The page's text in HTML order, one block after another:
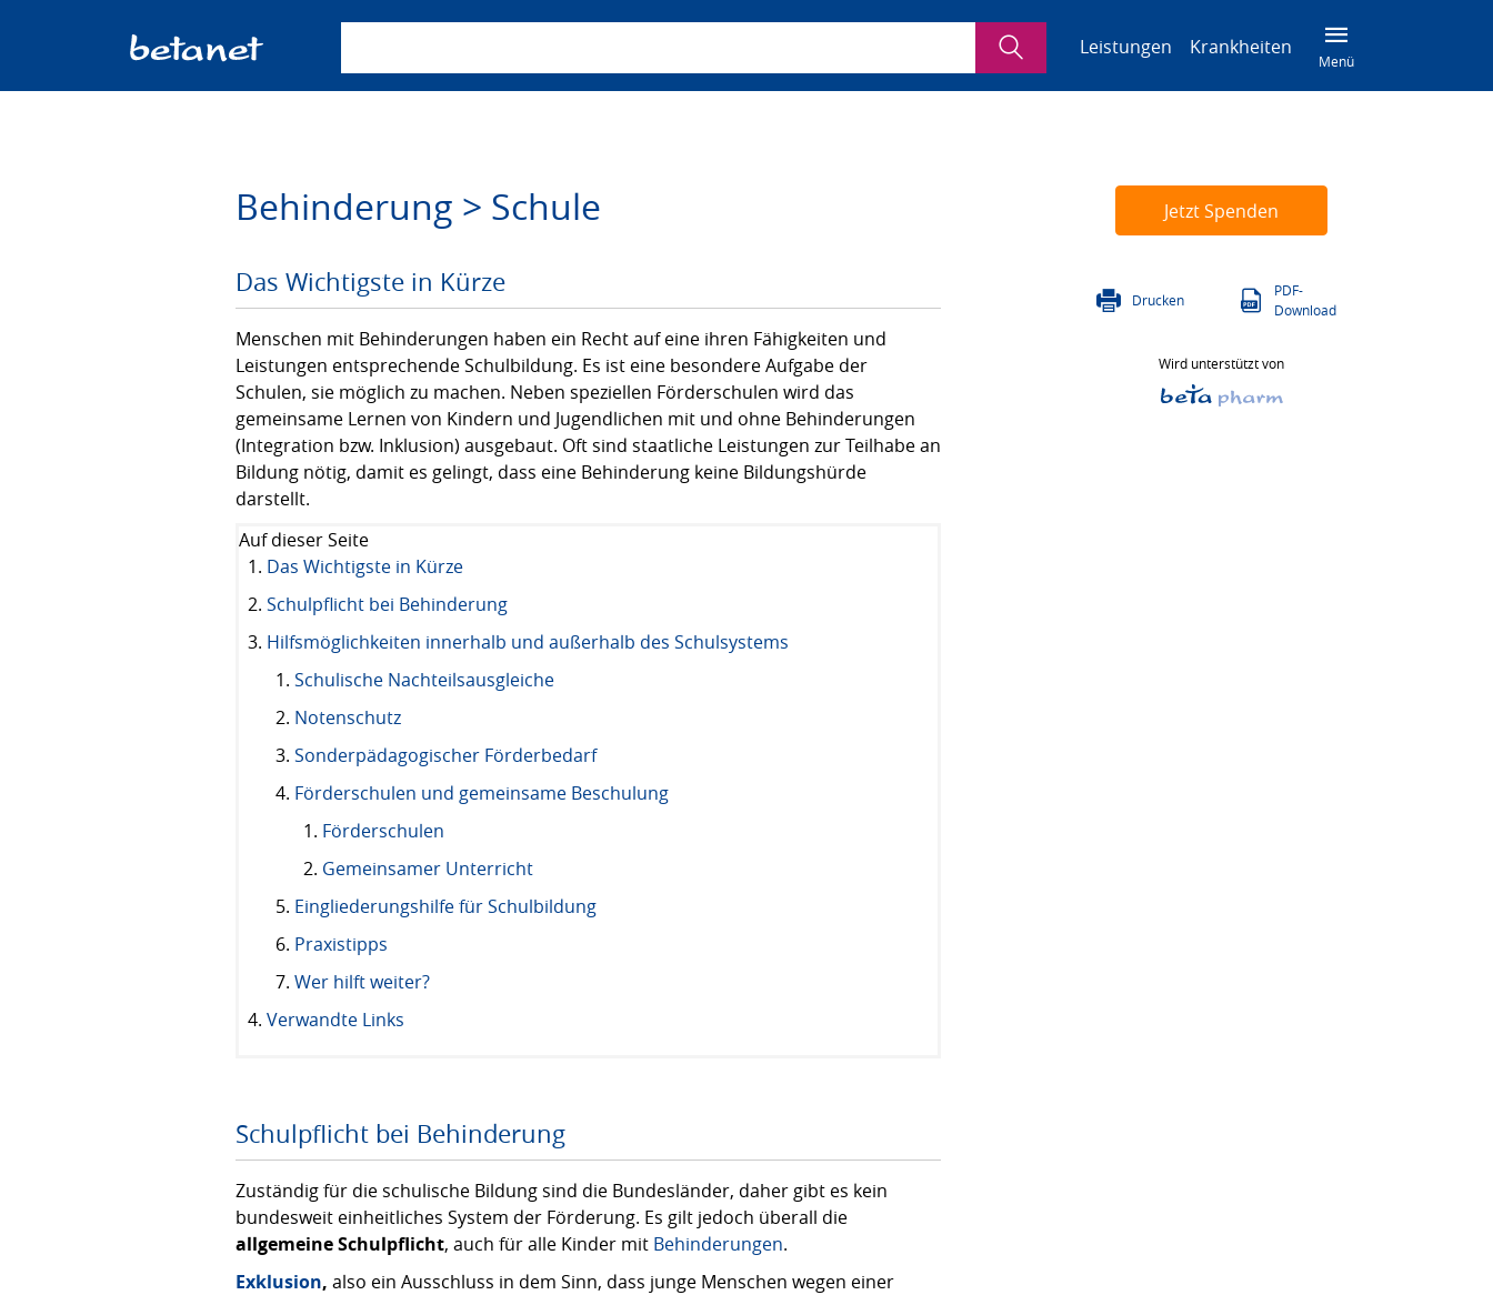
SucheLeistungen Krankheiten
Menü
Behinderung > Schule
Das Wichtigste in Kürze
Menschen mit Behinderungen haben ein Recht auf eine ihren Fähigkeiten und
Leistungen entsprechende Schulbildung. Es ist eine besondere Aufgabe der
Schulen, sie möglich zu machen. Neben speziellen Förderschulen wird das
gemeinsame Lernen von Kindern und Jugendlichen mit und ohne Behinderungen
(Integration bzw. Inklusion) ausgebaut. Oft sind staatliche Leistungen zur Teilhabe an
Bildung nötig, damit es gelingt, dass eine Behinderung keine Bildungshürde
darstellt.
Auf dieser Seite
Das Wichtigste in Kürze
Schulpflicht bei Behinderung
Hilfsmöglichkeiten innerhalb und außerhalb des Schulsystems
Schulische Nachteilsausgleiche
Notenschutz
Sonderpädagogischer Förderbedarf
Förderschulen und gemeinsame Beschulung
Förderschulen
Gemeinsamer Unterricht
Eingliederungshilfe für Schulbildung
Praxistipps
Wer hilft weiter?
Verwandte Links
Schulpflicht bei Behinderung
Zuständig für die schulische Bildung sind die Bundesländer, daher gibt es kein
bundesweit einheitliches System der Förderung. Es gilt jedoch überall die
allgemeine Schulpflicht, auch für alle Kinder mit Behinderungen.
Exklusion, also ein Ausschluss in dem Sinn, dass junge Menschen wegen einer
Jetzt Spenden
Drucken
PDF-
Download
Wird unterstützt von